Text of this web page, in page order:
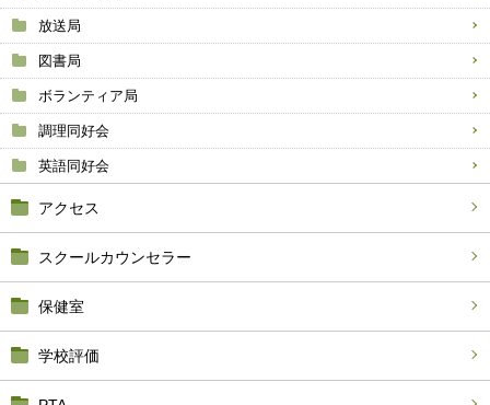
放送局
図書局
ボランティア局
調理同好会
英語同好会
アクセス
スクールカウンセラー
保健室
学校評価